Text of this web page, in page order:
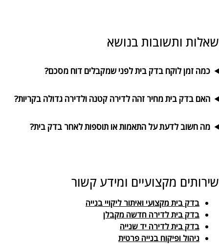
שאלות ותשובות בנושא
כמה זמן לוקח בדק בית לפני שמקבלים דוח מסכם?
האם בדק בית מחיר זהה לדירה קטנה ולדירה גדולה בקריות?
מה חשוב לדעת על התאמות או תוספות לאחר בדק בית?
שירותים מקצועיים ומידע קשור
בדק בית מקצועי ואיתור ליקויי בנייה
בדק בית לדירה חדשה מקבלן
בדק בית לדירה יד שנייה
ניהול ופיקוח בנייה פרטית